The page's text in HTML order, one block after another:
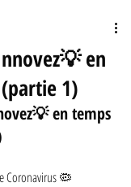
en
1)
en temps
Coronavirus 🦠